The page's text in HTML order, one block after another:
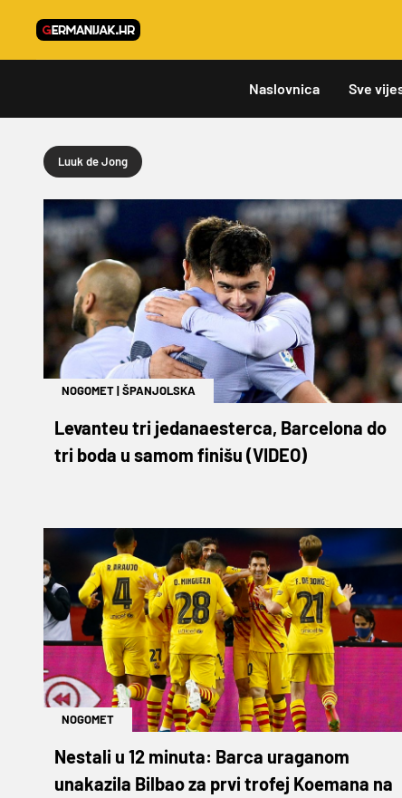
Naslovnica Sve
Luuk de Jong
NOGOMET|ŠPANJOLSKA
Levanteu tri jedanaesterca, Barcelona do
tri boda u samom finišu (VIDEO)
NOGOMET
Nestali u 12 minuta: Barca uraganom
unakazila Bilbao za prvi trofej Koemana na